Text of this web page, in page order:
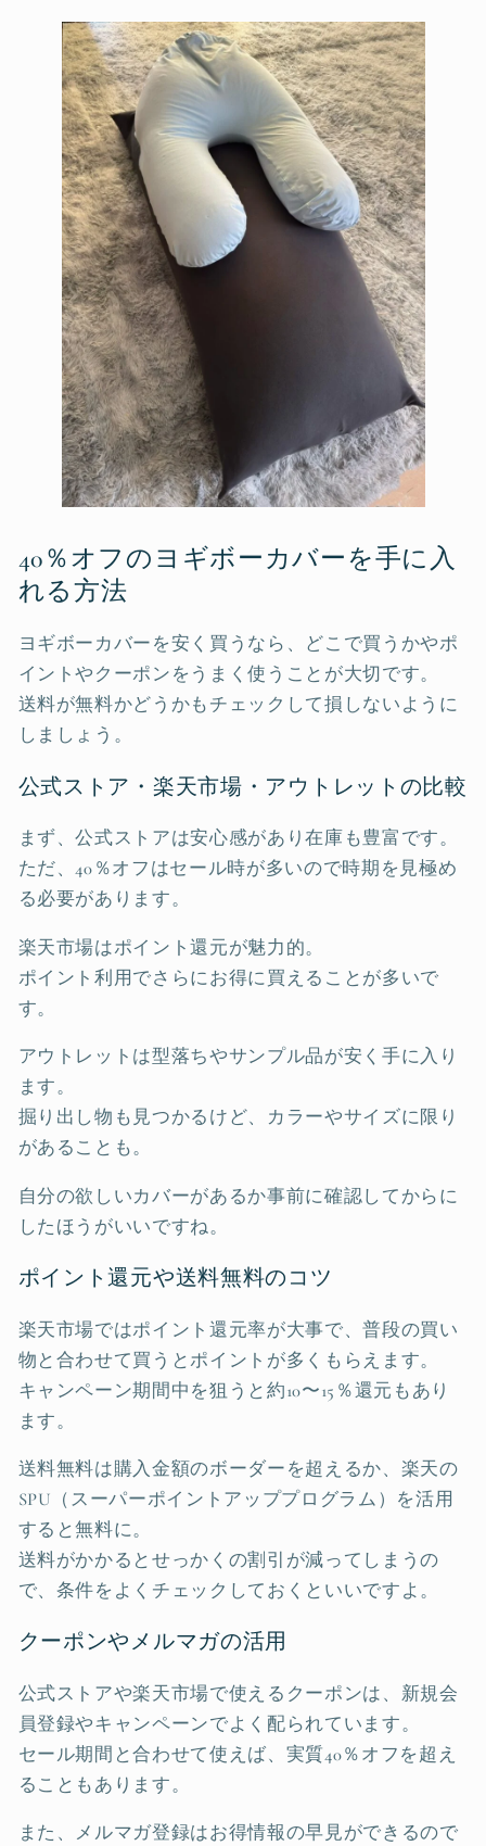
40％オフのヨギボーカバーを手に入
れる方法
ヨギボーカバーを安く買うなら、どこで買うかやポ
イントやクーポンをうまく使うことが大切です。
送料が無料かどうかもチェックして損しないように
しましょう。
公式ストア・楽天市場・アウトレットの比較
まず、公式ストアは安心感があり在庫も豊富です。
ただ、40％オフはセール時が多いので時期を見極め
る必要があります。
楽天市場はポイント還元が魅力的。
ポイント利用でさらにお得に買えることが多いで
す。
アウトレットは型落ちやサンプル品が安く手に入り
ます。
掘り出し物も見つかるけど、カラーやサイズに限り
があることも。
自分の欲しいカバーがあるか事前に確認してからに
したほうがいいですね。
ポイント還元や送料無料のコツ
楽天市場ではポイント還元率が大事で、普段の買い
物と合わせて買うとポイントが多くもらえます。
キャンペーン期間中を狙うと約10〜15％還元もあり
ます。
送料無料は購入金額のボーダーを超えるか、楽天の
SPU（スーパーポイントアッププログラム）を活用
すると無料に。
送料がかかるとせっかくの割引が減ってしまうの
で、条件をよくチェックしておくといいですよ。
クーポンやメルマガの活用
公式ストアや楽天市場で使えるクーポンは、新規会
員登録やキャンペーンでよく配られています。
セール期間と合わせて使えば、実質40％オフを超え
ることもあります。
また、メルマガ登録はお得情報の早見ができるので